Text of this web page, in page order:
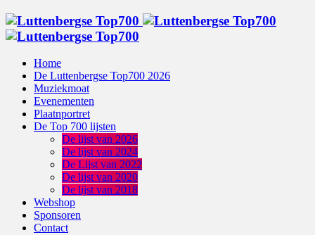
Home
De Luttenbergse Top700 2026
Muziekmoat
Evenementen
Plaatnportret
De Top 700 lijsten
De lijst van 2026
De lijst van 2024
De Lijst van 2022
De lijst van 2020
De lijst van 2018
Webshop
Sponsoren
Contact